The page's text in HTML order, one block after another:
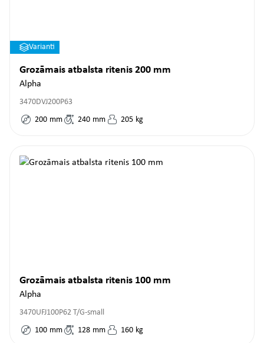
Varianti
Grozāmais atbalsta ritenis 200 mm
Alpha
3470DVJ200P63
200 mm 240 mm 205 kg
Grozāmais atbalsta ritenis 100 mm
Alpha
3470UFJ100P62 T/G-small
100 mm 128 mm 160 kg